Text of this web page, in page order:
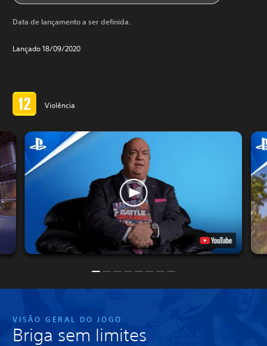
Data de lançamento a ser definida.
Lançado 18/09/2020
Violência
VISÃO GERAL DO JOGO
Briga sem limites